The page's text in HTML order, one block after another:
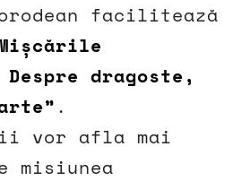
facilitează
dragoste,
.
vor afla mai
misiunea